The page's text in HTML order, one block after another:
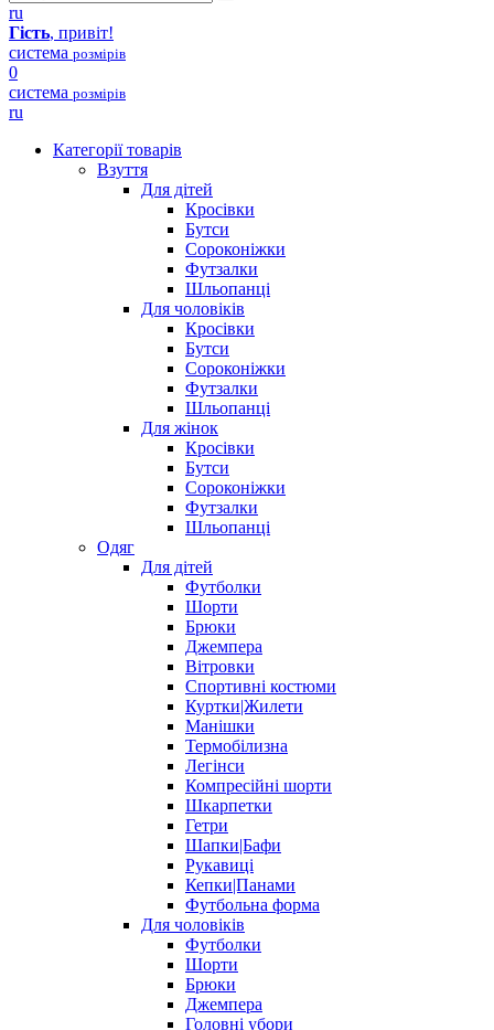
ru
Гість, привіт!
система розмірів
0
система розмірів
ru
Категорії товарів
Взуття
Для дітей
Кросівки
Бутси
Сороконіжки
Футзалки
Шльопанці
Для чоловіків
Кросівки
Бутси
Сороконіжки
Футзалки
Шльопанці
Для жінок
Кросівки
Бутси
Сороконіжки
Футзалки
Шльопанці
Одяг
Для дітей
Футболки
Шорти
Брюки
Джемпера
Вітровки
Спортивні костюми
Куртки|Жилети
Манішки
Термобілизна
Легінси
Компресійні шорти
Шкарпетки
Гетри
Шапки|Бафи
Рукавиці
Кепки|Панами
Футбольна форма
Для чоловіків
Футболки
Шорти
Брюки
Джемпера
Головні убори